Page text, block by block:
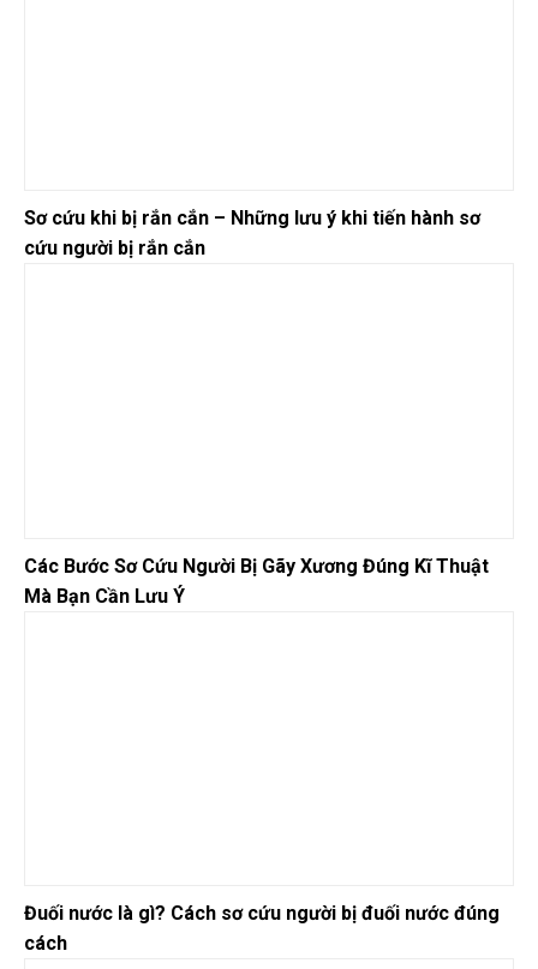
Sơ cứu khi bị rắn cắn – Những lưu ý khi tiến hành sơ
cứu người bị rắn cắn
Các Bước Sơ Cứu Người Bị Gãy Xương Đúng Kĩ Thuật
Mà Bạn Cần Lưu Ý
Đuối nước là gì? Cách sơ cứu người bị đuối nước đúng
cách